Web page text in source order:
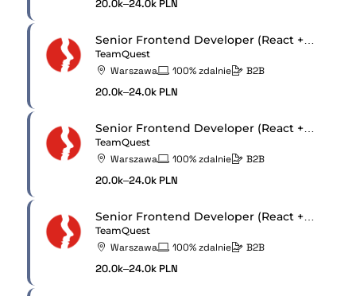
20.0k–24.0k PLN
Senior Frontend Developer (React + React Native)
TeamQuest
Warszawa 100% zdalnie B2B
20.0k–24.0k PLN
Senior Frontend Developer (React + React Native)
TeamQuest
Warszawa 100% zdalnie B2B
20.0k–24.0k PLN
Senior Frontend Developer (React + React Native)
TeamQuest
Warszawa 100% zdalnie B2B
20.0k–24.0k PLN